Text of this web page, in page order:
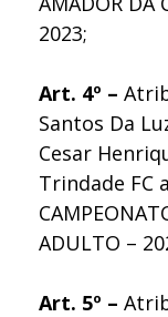
2023;
Art. 4º –
Santos Da
Cesar
Trindade FC
ADULTO –
Art. 5º –